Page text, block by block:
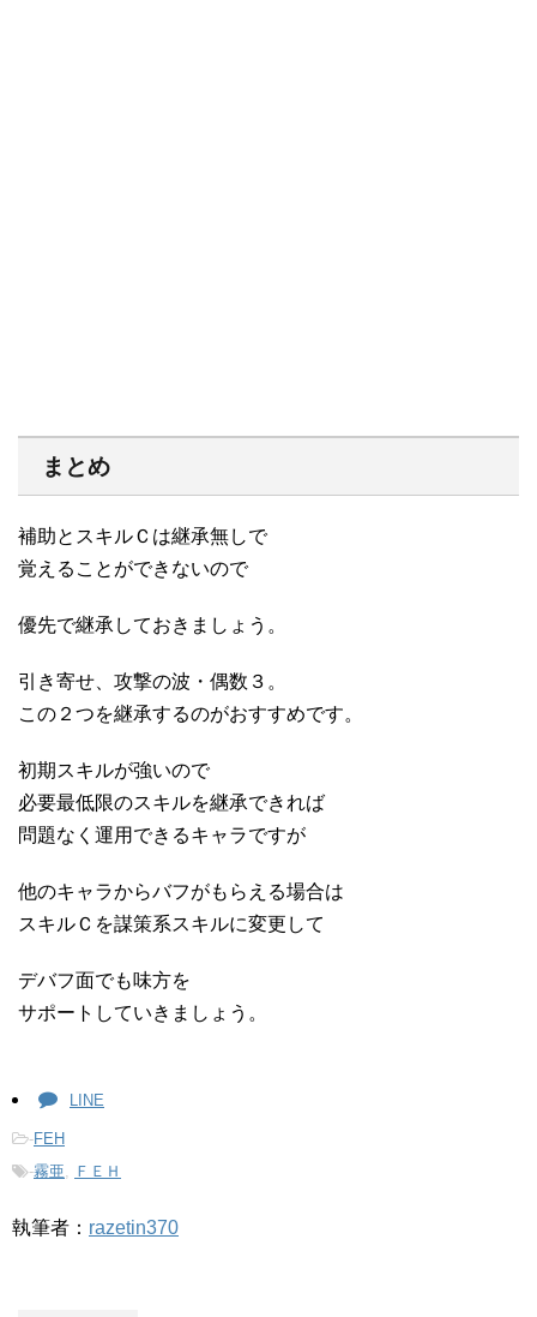
まとめ
補助とスキルＣは継承無しで
覚えることができないので
優先で継承しておきましょう。
引き寄せ、攻撃の波・偶数３。
この２つを継承するのがおすすめです。
初期スキルが強いので
必要最低限のスキルを継承できれば
問題なく運用できるキャラですが
他のキャラからバフがもらえる場合は
スキルＣを謀策系スキルに変更して
デバフ面でも味方を
サポートしていきましょう。
LINE
-FEH
-霧亜 ＦＥＨ
執筆者： razetin370